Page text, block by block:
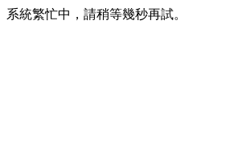
系統繁忙中，請稍等幾秒再試。